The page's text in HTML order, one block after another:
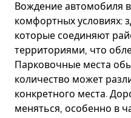
Вождение автомобиля
комфортных условиях:
которые соединяют
территориями, что
Парковочные места
количество может
конкретного места.
меняться, особенно в